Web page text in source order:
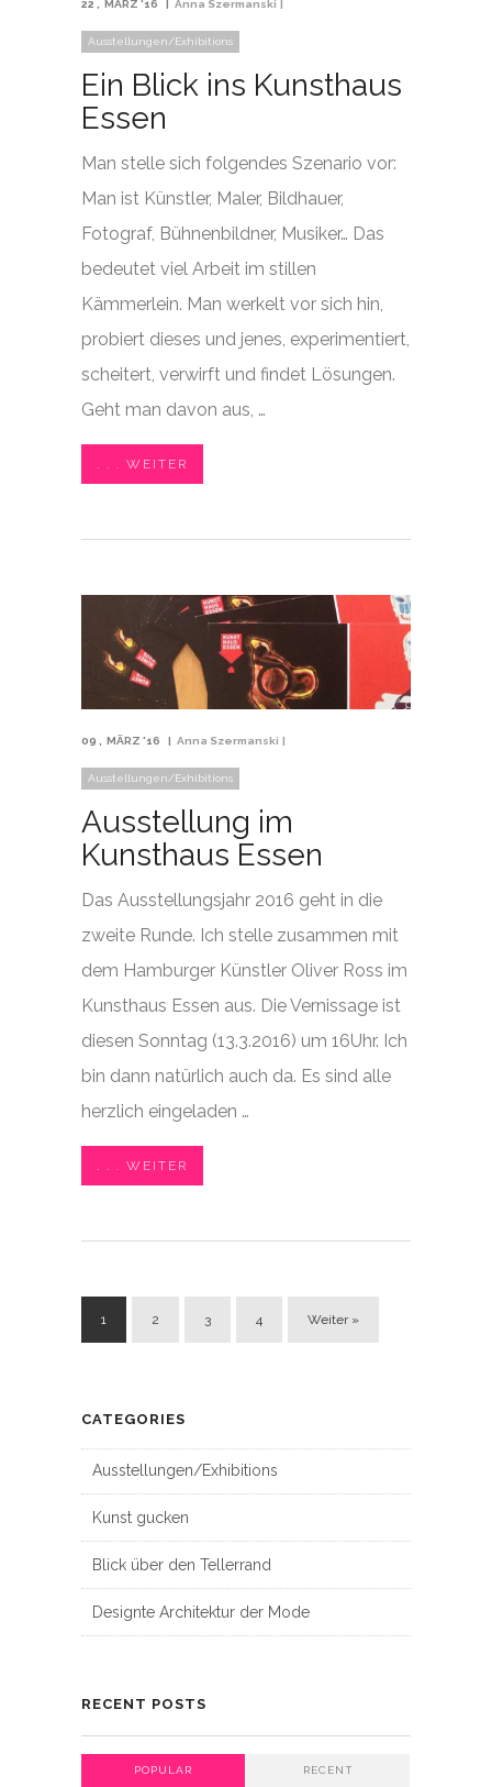
22 MÄRZ '16 Anna Szermanski
Ausstellungen/Exhibitions
Ein Blick ins Kunsthaus
Essen
Man stelle sich folgendes Szenario vor:
Man ist Künstler, Maler, Bildhauer,
Fotograf, Bühnenbildner, Musiker… Das
bedeutet viel Arbeit im stillen
Kämmerlein. Man werkelt vor sich hin,
probiert dieses und jenes, experimentiert,
scheitert, verwirft und findet Lösungen.
Geht man davon aus, …
. . . WEITER
09 MÄRZ '16 Anna Szermanski
Ausstellungen/Exhibitions
Ausstellung im
Kunsthaus Essen
Das Ausstellungsjahr 2016 geht in die
zweite Runde. Ich stelle zusammen mit
dem Hamburger Künstler Oliver Ross im
Kunsthaus Essen aus. Die Vernissage ist
diesen Sonntag (13.3.2016) um 16Uhr. Ich
bin dann natürlich auch da. Es sind alle
herzlich eingeladen …
. . . WEITER
1 2 3 4 Weiter »
CATEGORIES
Ausstellungen/Exhibitions
Kunst gucken
Blick über den Tellerrand
Designte Architektur der Mode
RECENT POSTS
POPULAR RECENT